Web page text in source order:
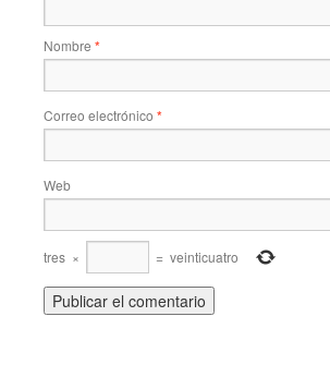
Nombre *
Correo electrónico *
Web
tres × = veinticuatro